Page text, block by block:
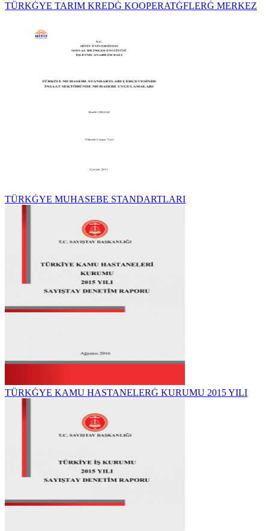
TÜRKĠYE TARIM KREDĠ KOOPERATĠFLERĠ MERKEZ
TÜRKĠYE MUHASEBE STANDARTLARI
TÜRKĠYE KAMU HASTANELERĠ KURUMU 2015 YILI